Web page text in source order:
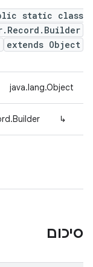
static class
extends Object
java.lang.Object
↳
סיכום